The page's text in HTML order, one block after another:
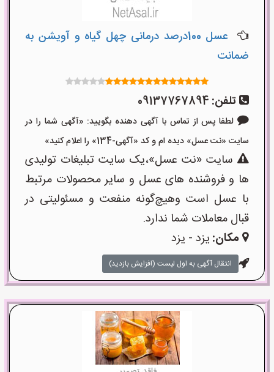
عسل 100درصد درمانی چهل گیاه و آویشن به
ضمانت
تلفن: 09137767894
لطفا پس از تماس با آگهی دهنده بگویید: «آگهی شما را در
سایت «نت عسل» دیده ام و کد «آگهی-134» را اعلام کنید»
سایت «نت عسل»،یک سایت تبلیغات تولیدی
ها و فروشنده های عسل و سایر محصولات مرتبط
با عسل است وهیچ‌گونه منفعت و مسئولیتی در
قبال معاملات شما ندارد.
مکان: یزد - یزد
انتقال آگهی به اول لیست (افزایش بازدید)